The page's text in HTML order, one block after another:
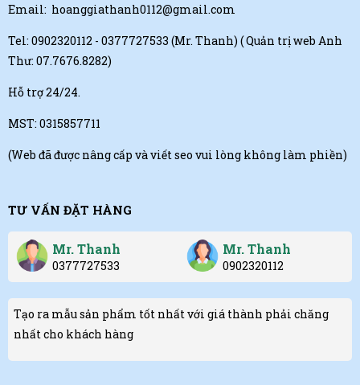
Email: hoanggiathanh0112@gmail.com
Tel: 0902320112 - 0377727533 (Mr. Thanh) ( Quản trị web Anh
Thư: 07.7676.8282)
Hỗ trợ 24/24.
MST: 0315857711
(Web đã được nâng cấp và viết seo vui lòng không làm phiền)
TƯ VẤN ĐẶT HÀNG
Mr. Thanh
0377727533
Mr. Thanh
0902320112
Tạo ra mẫu sản phẩm tốt nhất với giá thành phải chăng
nhất cho khách hàng